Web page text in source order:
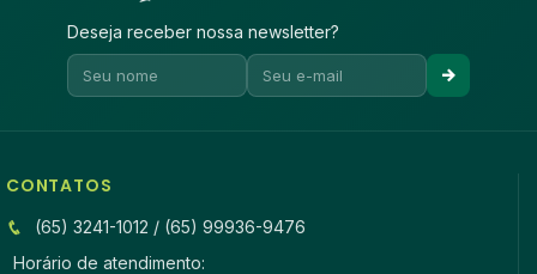
Deseja receber nossa newsletter?
CONTATOS
(65) 3241-1012 / (65) 99936-9476
Horário de atendimento: